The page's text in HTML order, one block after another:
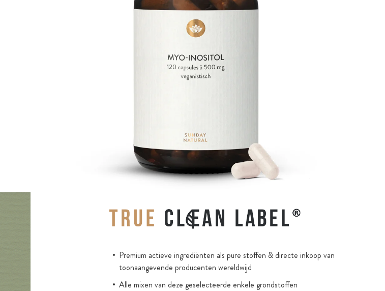
Premium actieve ingrediënten als pure stoffen & directe inkoop van
toonaangevende producenten wereldwijd
Alle mixen van deze geselecteerde enkele grondstoffen